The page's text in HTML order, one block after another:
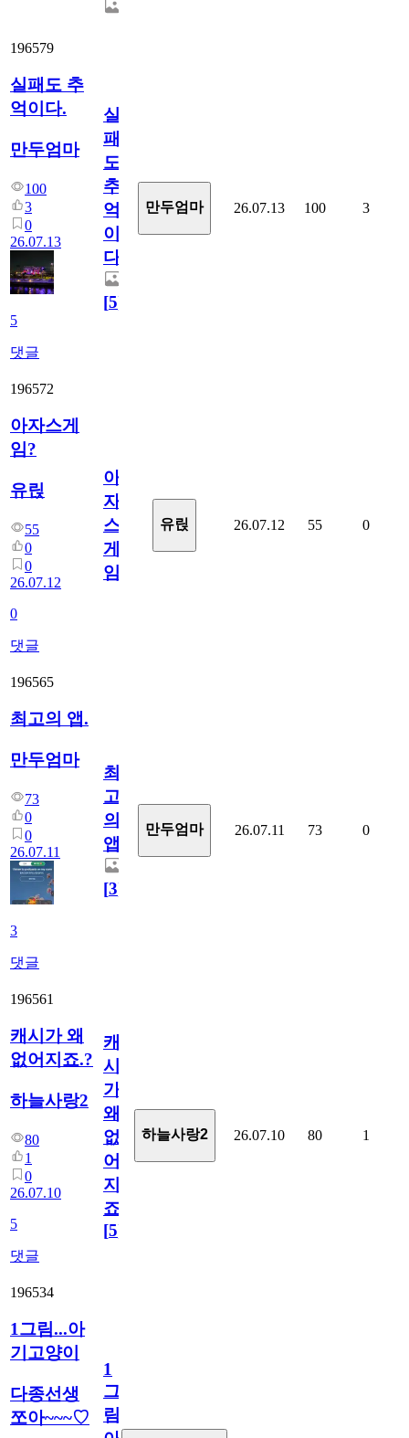
196579
실패도 추
억이다.
만두엄마
100
3
0
26.07.13
5
댓글
실
패
도
추
억
이
다.
[5]
만두엄마 26.07.13 100 3
196572
아자스게
임?
유릱
55
0
0
26.07.12
0
댓글
아
자
스
게
임?
유릱 26.07.12 55 0
196565
최고의 앱.
만두엄마
73
0
0
26.07.11
3
댓글
최
고
의
앱.
[3]
만두엄마 26.07.11 73 0
196561
캐시가 왜
없어지죠.?
하늘사랑2
80
1
0
26.07.10
5
댓글
캐
시
가
왜
없
어
지
죠.?
[5]
하늘사랑2 26.07.10 80 1
196534
1그림...아
기고양이
다종선생
쪼아~~~♡
1
그
림...